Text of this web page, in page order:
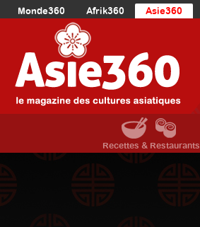
Monde360 Afrik360 Asie360
Europe360
Océanie360
Recettes & Restaurants